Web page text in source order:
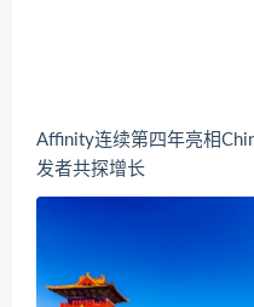
Affinity连续第四年亮相
发者共探增长